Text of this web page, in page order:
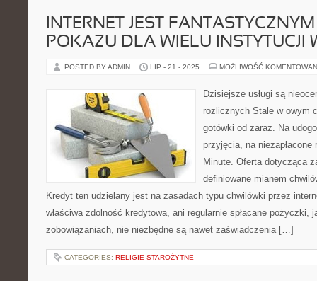
INTERNET JEST
POKAZU DLA WIELU INSTYTUCJI
POSTED BY ADMIN LIP - 21 - 2025 MOŻLIWOŚĆ
Dzisiejsze usługi są
rozlicznych Stale w owym
gotówki od zaraz. Na
przyjęcia, na
Minute. Oferta dotycząca
definiowane mianem
Kredyt ten udzielany jest na zasadach typu chwilówki przez
właściwa zdolność kredytowa, ani regularnie spłacane pożyczki,
zobowiązaniach, nie niezbędne są nawet zaświadczenia […]
CATEGORIES: RELIGIE STAROŻYTNE